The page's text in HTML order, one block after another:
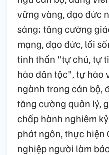
vững vàng, đạo đức
sáng; tăng cường
mạng, đạo đức, lối
tinh thần "tự chủ, tự
hào dân tộc", tự hào
ngành trong cán bộ,
tăng cường quản lý,
chấp hành nghiêm
phát ngôn, thực hiện
nghiệp người làm